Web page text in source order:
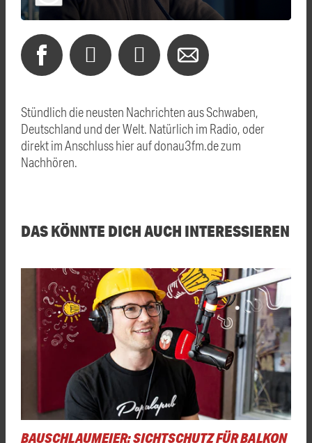
Stündlich die neusten Nachrichten aus Schwaben,
Deutschland und der Welt. Natürlich im Radio, oder
direkt im Anschluss hier auf donau3fm.de zum
Nachhören.
DAS KÖNNTE DICH AUCH INTERESSIEREN
BAUSCHLAUMEIER: SICHTSCHUTZ FÜR BALKON